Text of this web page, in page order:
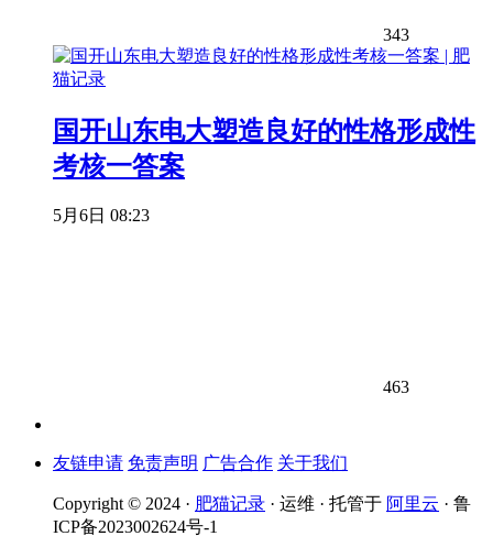
343
国开山东电大塑造良好的性格形成性
考核一答案
5月6日 08:23
463
友链申请 免责声明 广告合作 关于我们
Copyright © 2024 · 肥猫记录 · 运维 · 托管于 阿里云 · 鲁
ICP备2023002624号-1